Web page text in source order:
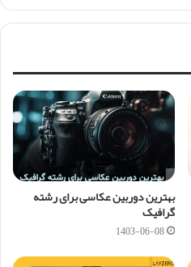
بهترین دوربین عکاسی برای رشته
گرافیک
1403-06-08